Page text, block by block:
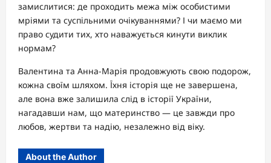
замислитися: де проходить межа між особистими
мріями та суспільними очікуваннями? І чи маємо ми
право судити тих, хто наважується кинути виклик
нормам?
Валентина та Анна-Марія продовжують свою подорож,
кожна своїм шляхом. Їхня історія ще не завершена,
але вона вже залишила слід в історії України,
нагадавши нам, що материнство — це завжди про
любов, жертви та надію, незалежно від віку.
About the Author